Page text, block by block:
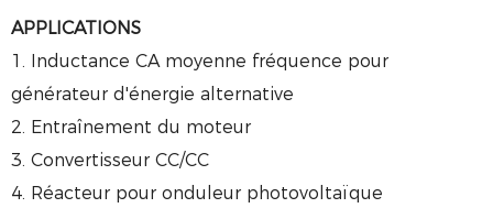
APPLICATIONS
1. Inductance CA moyenne fréquence pour
générateur d'énergie alternative
2. Entraînement du moteur
3. Convertisseur CC/CC
4. Réacteur pour onduleur photovoltaïque